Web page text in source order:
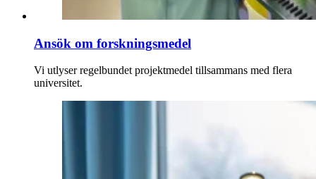
Ansök om forskningsmedel
Vi utlyser regelbundet projektmedel tillsammans med flera
universitet.